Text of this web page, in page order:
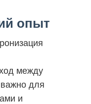
опыт
между
для
и